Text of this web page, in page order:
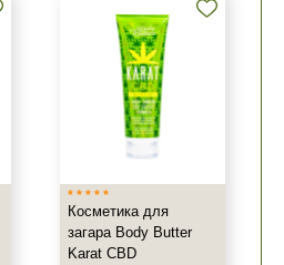
Косметика для
загара Body Butter
Karat CBD